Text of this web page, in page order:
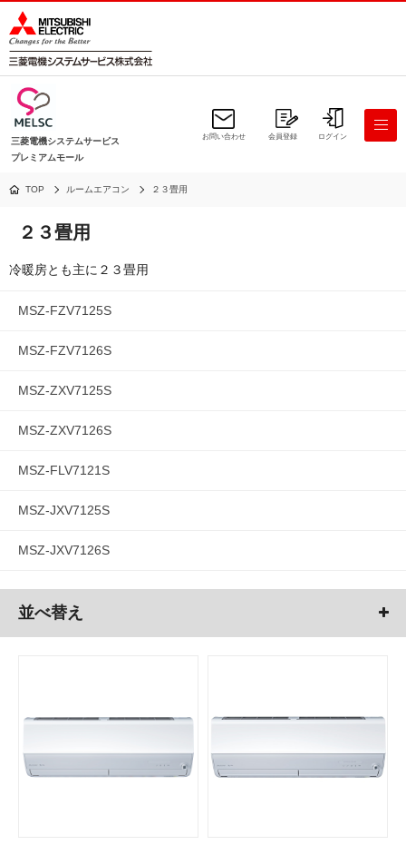
三菱電機システムサービス
プレミアムモール
お問い合わせ 会員登録 ログイン
TOP ルームエアコン ２３畳用
２３畳用
冷暖房とも主に２３畳用
MSZ-FZV7125S
MSZ-FZV7126S
MSZ-ZXV7125S
MSZ-ZXV7126S
MSZ-FLV7121S
MSZ-JXV7125S
MSZ-JXV7126S
並べ替え